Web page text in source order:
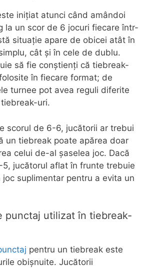
inițiat atunci când amândoi
la un scor de 6 jocuri fiecare într-
situație apare de obicei atât în
cât și în cele de dublu.
să fie conștienți că tiebreak-
în fiecare format; de
turnee pot avea reguli diferite
uri.
scorul de 6-6, jucătorii ar trebui
un tiebreak poate apărea doar
celui de-al șaselea joc. Dacă
jucătorul aflat în frunte trebuie
joc suplimentar pentru a evita un
punctaj utilizat în tiebreak-
pentru un tiebreak este
obișnuite. Jucătorii